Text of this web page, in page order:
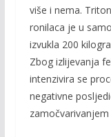
više i nema.
ronilaca je u
izvukla 200
Zbog izlijevanja
intenzivira se
negativne